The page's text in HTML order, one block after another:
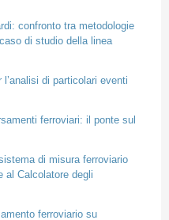
confronto tra metodologie
di studio della linea
di particolari eventi
ferroviari: il ponte sul
di misura ferroviario
al Calcolatore degli
ferroviario su